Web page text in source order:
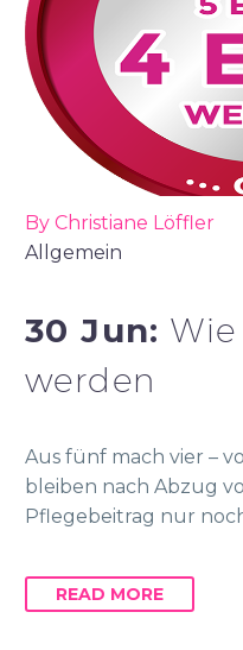
By Christiane Löffler
Allgemein
30 Jun:
werden
Aus fünf mach vier –
bleiben nach Abzug
Pflegebeitrag nur
READ MORE